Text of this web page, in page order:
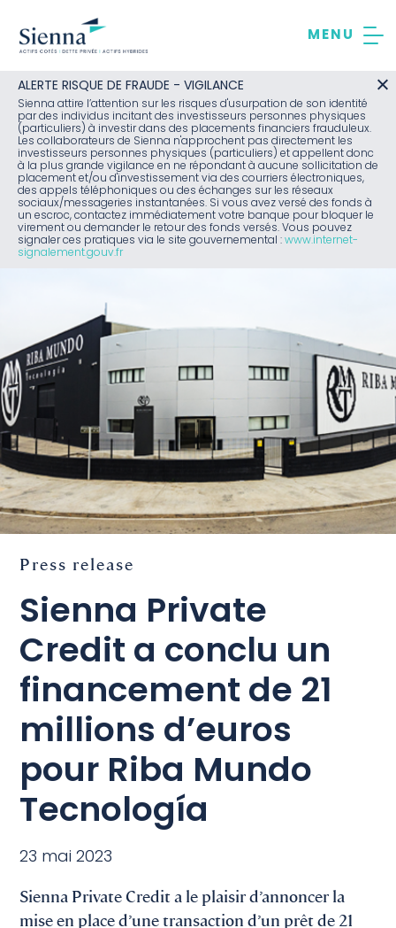
contenu
ALERTE RISQUE DE FRAUDE - VIGILANCE
Sienna attire l’attention sur les risques d'usurpation de son identité
par des individus incitant des investisseurs personnes physiques
(particuliers) à investir dans des placements financiers frauduleux.
Les collaborateurs de Sienna n'approchent pas directement les
investisseurs personnes physiques (particuliers) et appellent donc
à la plus grande vigilance en ne répondant à aucune sollicitation de
placement et/ou d'investissement via des courriers électroniques,
des appels téléphoniques ou des échanges sur les réseaux
sociaux/messageries instantanées. Si vous avez versé des fonds à
un escroc, contactez immédiatement votre banque pour bloquer le
virement ou demander le retour des fonds versés. Vous pouvez
signaler ces pratiques via le site gouvernemental : www.internet-
signalement.gouv.fr
Press release
Sienna Private
Credit a conclu un
financement de 21
millions d’euros
pour Riba Mundo
Tecnología
23 mai 2023
Sienna Private Credit a le plaisir d’annoncer la
mise en place d’une transaction d’un prêt de 21